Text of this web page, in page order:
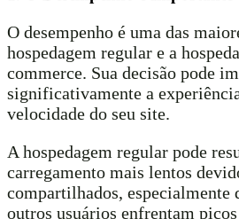
O desempenho é uma das
hospedagem regular e a
commerce. Sua decisão pode
significativamente a
velocidade do seu site.
A hospedagem regular pode
carregamento mais lentos
compartilhados, especialmente
outros usuários enfrentam